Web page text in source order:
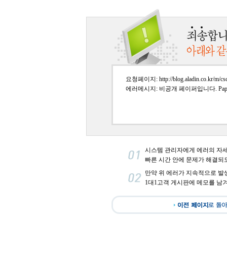
요청페이지: http://blog.aladin.co.kr/m/
에러메시지: 비공개 페이퍼입니다.
시스템 관리자에게 에러의 자
빠른 시간 안에 문제가 해결되
만약 위 에러가 지속적으로
1대1고객 게시판에 메모를 남